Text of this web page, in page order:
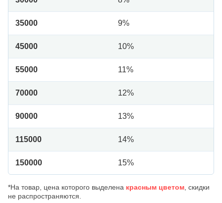
35000 9%
45000 10%
55000 11%
70000 12%
90000 13%
115000 14%
150000 15%
*На товар, цена которого выделена красным цветом , скидки
не распространяются.